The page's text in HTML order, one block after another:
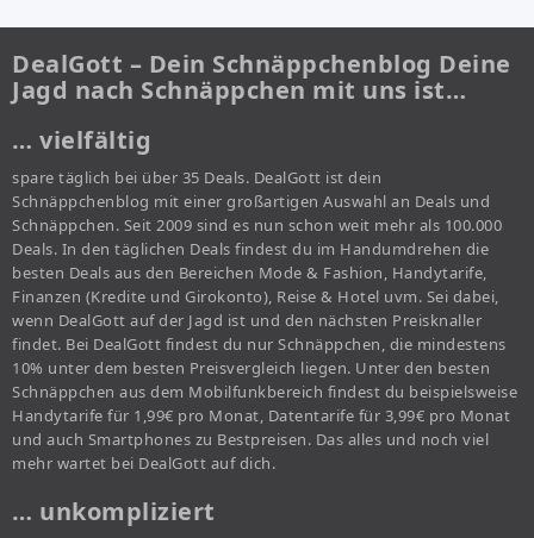
DealGott – Dein Schnäppchenblog Deine
Jagd nach Schnäppchen mit uns ist…
… vielfältig
spare täglich bei über 35 Deals. DealGott ist dein
Schnäppchenblog mit einer großartigen Auswahl an Deals und
Schnäppchen. Seit 2009 sind es nun schon weit mehr als 100.000
Deals. In den täglichen Deals findest du im Handumdrehen die
besten Deals aus den Bereichen Mode & Fashion, Handytarife,
Finanzen (Kredite und Girokonto), Reise & Hotel uvm. Sei dabei,
wenn DealGott auf der Jagd ist und den nächsten Preisknaller
findet. Bei DealGott findest du nur Schnäppchen, die mindestens
10% unter dem besten Preisvergleich liegen. Unter den besten
Schnäppchen aus dem Mobilfunkbereich findest du beispielsweise
Handytarife für 1,99€ pro Monat, Datentarife für 3,99€ pro Monat
und auch Smartphones zu Bestpreisen. Das alles und noch viel
mehr wartet bei DealGott auf dich.
… unkompliziert